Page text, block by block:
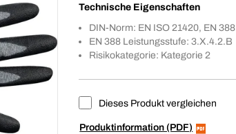
Technische Eigenschaften
DIN-Norm: EN ISO 21420, EN 388
EN 388 Leistungsstufe: 3.X.4.2.B
Risikokategorie: Kategorie 2
Dieses Produkt vergleichen
Produktinformation (PDF)